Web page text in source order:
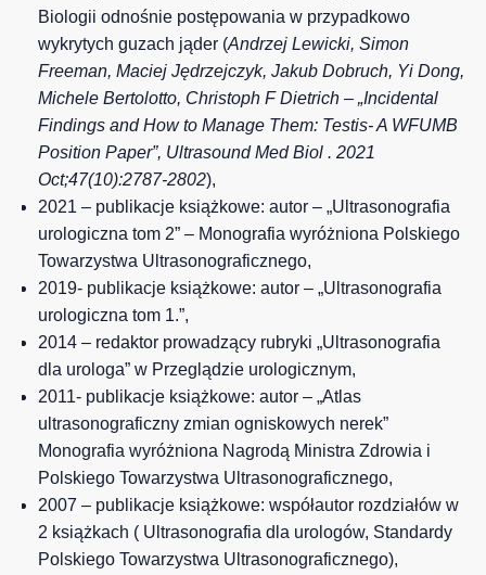
Biologii odnośnie postępowania w przypadkowo
wykrytych guzach jąder (Andrzej Lewicki, Simon
Freeman, Maciej Jędrzejczyk, Jakub Dobruch, Yi Dong,
Michele Bertolotto, Christoph F Dietrich – „Incidental
Findings and How to Manage Them: Testis- A WFUMB
Position Paper”, Ultrasound Med Biol . 2021
Oct;47(10):2787-2802),
2021 – publikacje książkowe: autor – „Ultrasonografia
urologiczna tom 2” – Monografia wyróżniona Polskiego
Towarzystwa Ultrasonograficznego,
2019- publikacje książkowe: autor – „Ultrasonografia
urologiczna tom 1.”,
2014 – redaktor prowadzący rubryki „Ultrasonografia
dla urologa” w Przeglądzie urologicznym,
2011- publikacje książkowe: autor – „Atlas
ultrasonograficzny zmian ogniskowych nerek”
Monografia wyróżniona Nagrodą Ministra Zdrowia i
Polskiego Towarzystwa Ultrasonograficznego,
2007 – publikacje książkowe: współautor rozdziałów w
2 książkach ( Ultrasonografia dla urologów, Standardy
Polskiego Towarzystwa Ultrasonograficznego),